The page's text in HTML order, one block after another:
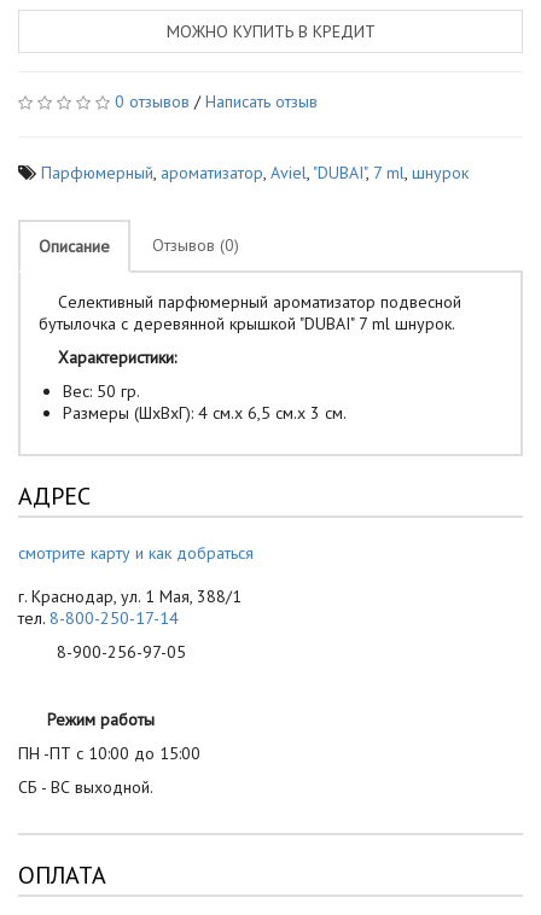
МОЖНО КУПИТЬ В КРЕДИТ
0 отзывов /Написать отзыв
Парфюмерный, ароматизатор, Aviel, "DUBAI", 7 ml, шнурок
Описание Отзывов (0)
Селективный парфюмерный ароматизатор подвесной
бутылочка с деревянной крышкой "DUBAI" 7 ml шнурок.
Характеристики:
Вес: 50 гр.
Размеры (ШxВxГ): 4 см.x 6,5 см.x 3 см.
АДРЕС
смотрите карту и как добраться
г. Краснодар, ул. 1 Мая, 388/1
тел. 8-800-250-17-14
8-900-256-97-05
Режим работы
ПН -ПТ с 10:00 до 15:00
СБ - ВС выходной.
ОПЛАТА